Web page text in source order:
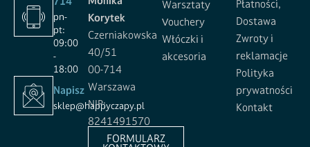
pn-
pt:
09:00
-
18:00
Napisz
sklep@happyczapy.pl
Korytek
Czerniakowska
40/51
00-714
Warszawa
NIP:
8241491570
FORMULARZ
Warsztaty
Vouchery
Włóczki i
akcesoria
Płatności,
Dostawa
Zwroty i
reklamacje
Polityka
prywatności
Kontakt